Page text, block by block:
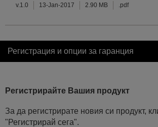
v.1.0 13-Jan-2017 2.90 MB .pdf
Регистрация и опции за гаранция
Регистрирайте Вашия продукт
За да регистрирате новия си продукт,
"Регистрирай сега".